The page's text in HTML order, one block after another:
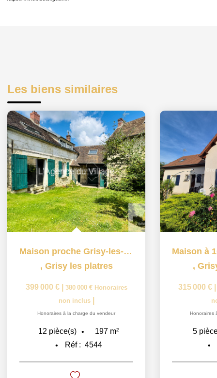
Les biens similaires
Maison proche Grisy-les-Plâtres 12 pièce(s) 197 m2
, Grisy les platres
399 000 € 380 000 € Honoraires
non inclus
Honoraires à la charge du vendeur
12 pièce(s) 197 m²
Réf : 4544
,
315 000 €
Honoraires
5